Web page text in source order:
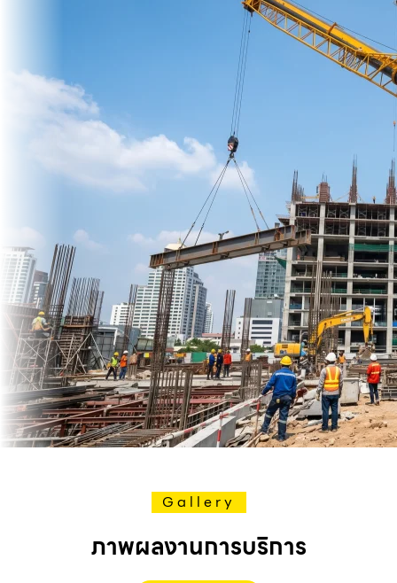
Gallery
ภาพผลงานการบริการ